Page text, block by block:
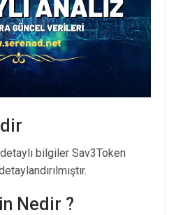
bilgiler Sav3Token
Nedir ?